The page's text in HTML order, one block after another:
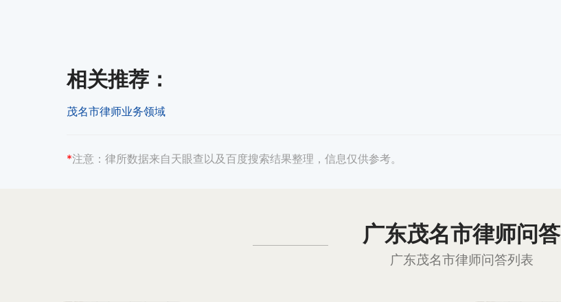
相关推荐 ：
茂名市律师业务领域
*注意： 律所数据来自天眼查以及百度搜索结果整理，信息仅供参考。
广东茂名市律师问答
广东茂名市律师问答列表